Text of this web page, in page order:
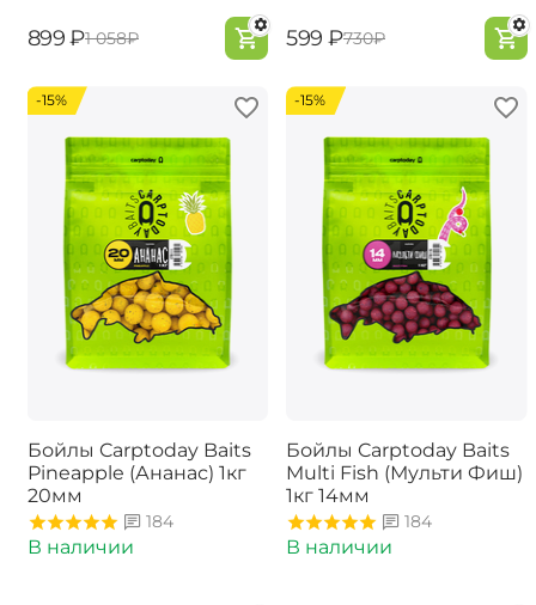
‍899‍ ₽‍1 058‍₽ ‍599‍ ₽‍730‍₽
-15%
Бойлы Carptoday Baits
Pineapple (Ананас) 1кг
20мм
184
В наличии
-15%
Бойлы Carptoday Baits
Multi Fish (Мульти Фиш)
1кг 14мм
184
В наличии